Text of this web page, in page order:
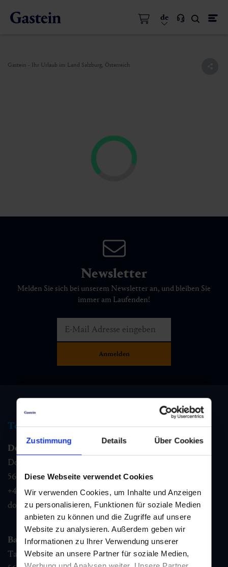
Zustimmung Details Über Cookies
Diese Webseite verwendet Cookies
Wir verwenden Cookies, um Inhalte und Anzeigen
zu personalisieren, Funktionen für soziale Medien
anbieten zu können und die Zugriffe auf unsere
Website zu analysieren. Außerdem geben wir
Informationen zu Ihrer Verwendung unserer
Website an unsere Partner für soziale Medien,
de
Gastein - Ihr Urlaub im Land Salzburg, Österreich
Newsletter
Melden Sie sich bei unserem Newsletter an, und bleiben Sie
immer am Laufenden!
Tourismus Information
Dorfgastein
Dorfstraße 1,
5632 Dorfgastein
+43 6432 3393 460
dorfgastein@gastein.com
Bad Hofgastein
Tauernplatz 1,